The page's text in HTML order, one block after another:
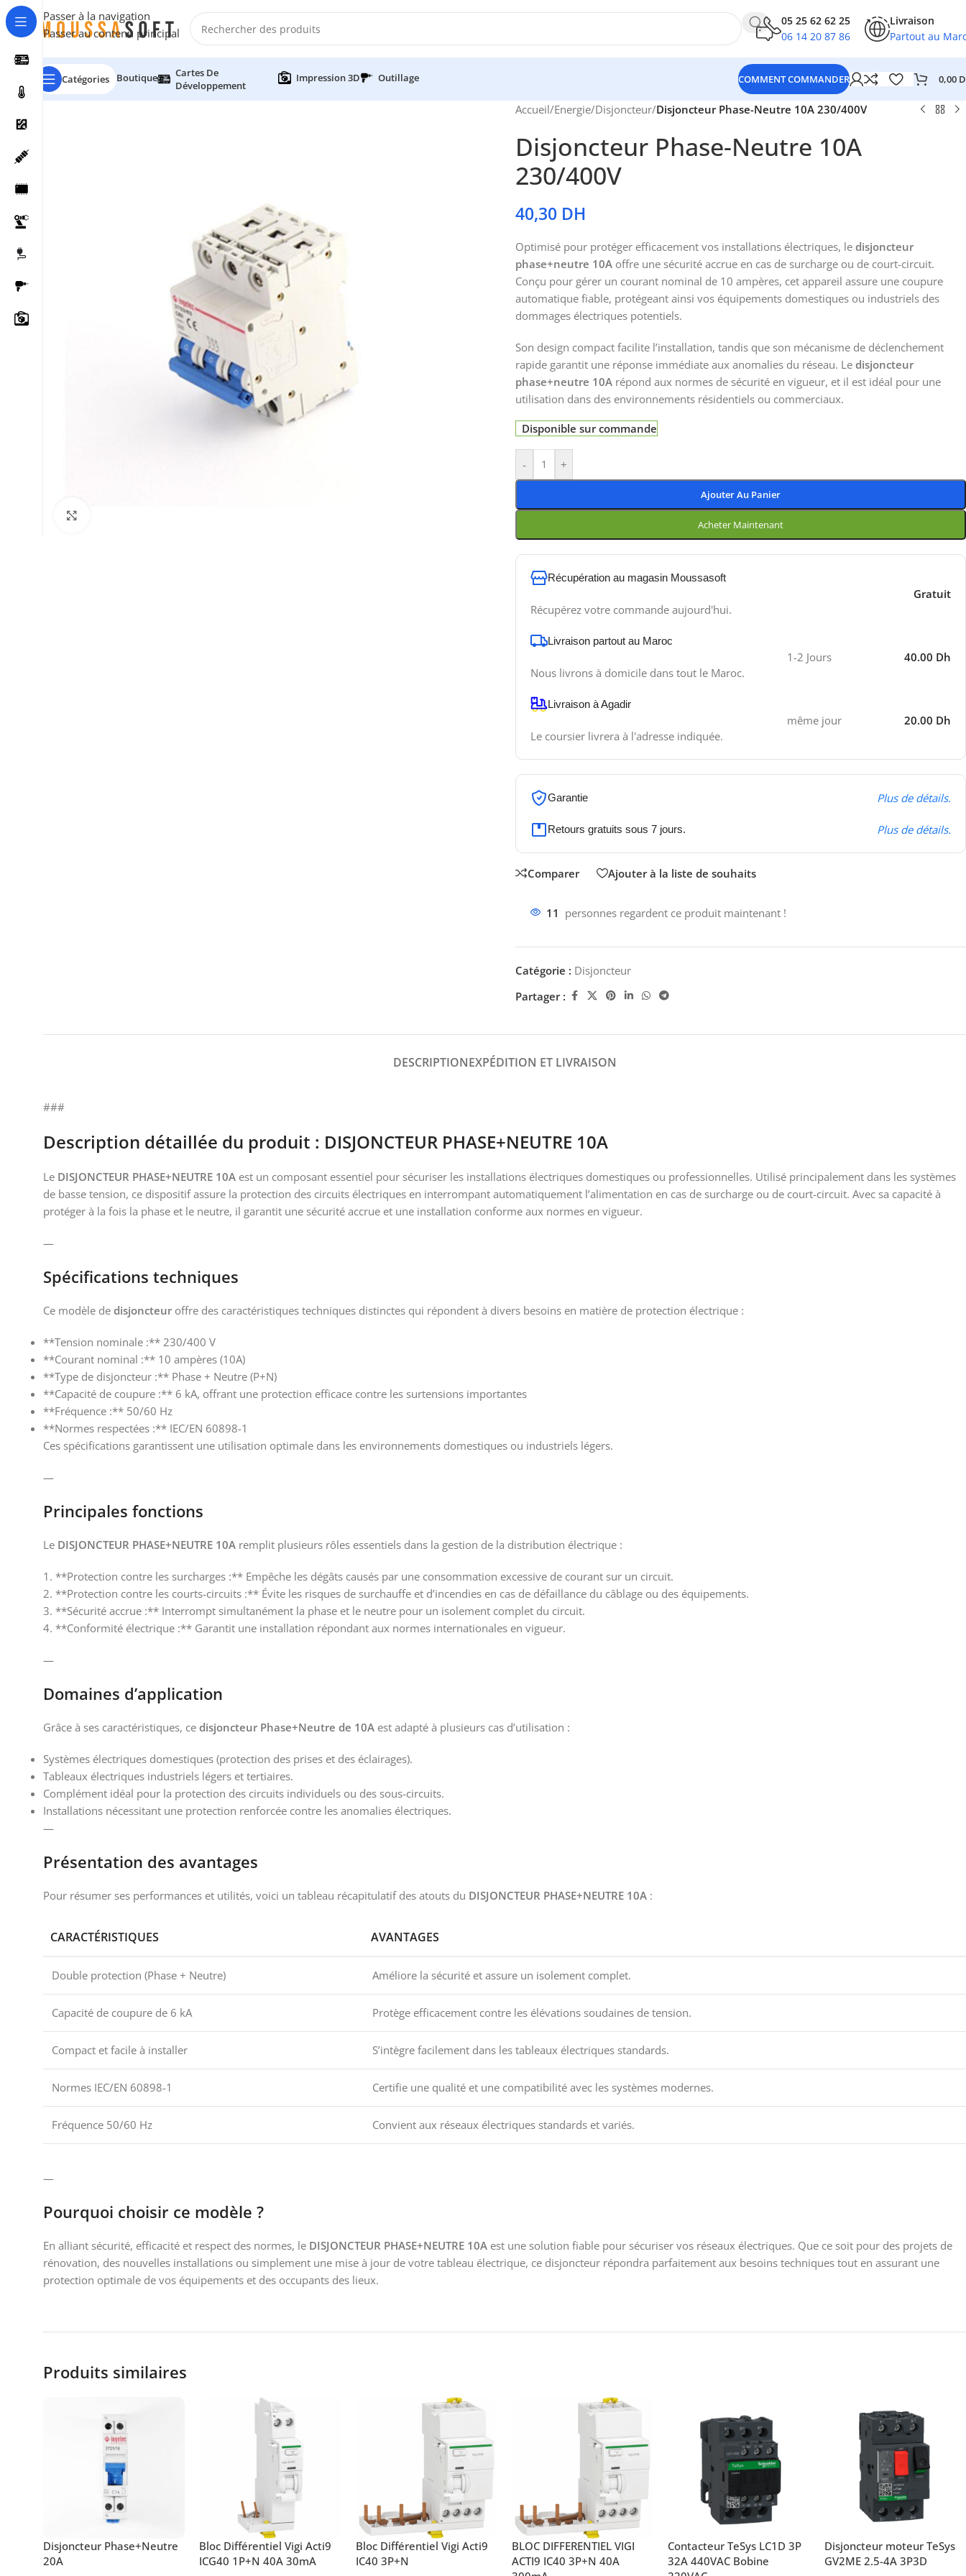
Passer à la navigation
Passer au contenu principal
moussasoft
05 25 62 62 25
06 14 20 87 86
Livraison
Partout au
Catégories Boutique
Cartes De
Développement
Impression 3D Outillage COMMENT COMMANDER 0,00
Accueil/Energie/Disjoncteur/Disjoncteur Phase-Neutre 10A 230/400V
Disjoncteur Phase-Neutre 10A
230/400V
40,30 DH
Optimisé pour protéger efficacement vos installations électriques, le disjoncteur
phase+neutre 10A offre une sécurité accrue en cas de surcharge ou de court-circuit.
Conçu pour gérer un courant nominal de 10 ampères, cet appareil assure une coupure
automatique fiable, protégeant ainsi vos équipements domestiques ou industriels des
dommages électriques potentiels.
Son design compact facilite l’installation, tandis que son mécanisme de déclenchement
rapide garantit une réponse immédiate aux anomalies du réseau. Le disjoncteur
phase+neutre 10A répond aux normes de sécurité en vigueur, et il est idéal pour une
utilisation dans des environnements résidentiels ou commerciaux.
Disponible sur commande
- +
Ajouter Au Panier
Acheter Maintenant
Récupération au magasin Moussasoft
Récupérez votre commande aujourd'hui.
Gratuit
Livraison partout au Maroc
Nous livrons à domicile dans tout le Maroc.
1-2 Jours 40.00 Dh
Livraison à Agadir
Le coursier livrera à l'adresse indiquée.
même jour 20.00 Dh
Garantie Plus de détails.
Retours gratuits sous 7 jours. Plus de détails.
Comparer Ajouter à la liste de souhaits
11 personnes regardent ce produit maintenant !
Catégorie : Disjoncteur
Partager :
DESCRIPTIONEXPÉDITION ET LIVRAISON
###
Description détaillée du produit : DISJONCTEUR PHASE+NEUTRE 10A
Le DISJONCTEUR PHASE+NEUTRE 10A est un composant essentiel pour sécuriser les installations électriques domestiques ou professionnelles. Utilisé principalement dans les systèmes
de basse tension, ce dispositif assure la protection des circuits électriques en interrompant automatiquement l’alimentation en cas de surcharge ou de court-circuit. Avec sa capacité à
protéger à la fois la phase et le neutre, il garantit une sécurité accrue et une installation conforme aux normes en vigueur.
—
Spécifications techniques
Ce modèle de disjoncteur offre des caractéristiques techniques distinctes qui répondent à divers besoins en matière de protection électrique :
**Tension nominale :** 230/400 V
**Courant nominal :** 10 ampères (10A)
**Type de disjoncteur :** Phase + Neutre (P+N)
**Capacité de coupure :** 6 kA, offrant une protection efficace contre les surtensions importantes
**Fréquence :** 50/60 Hz
**Normes respectées :** IEC/EN 60898-1
Ces spécifications garantissent une utilisation optimale dans les environnements domestiques ou industriels légers.
—
Principales fonctions
Le DISJONCTEUR PHASE+NEUTRE 10A remplit plusieurs rôles essentiels dans la gestion de la distribution électrique :
1. **Protection contre les surcharges :** Empêche les dégâts causés par une consommation excessive de courant sur un circuit.
2. **Protection contre les courts-circuits :** Évite les risques de surchauffe et d’incendies en cas de défaillance du câblage ou des équipements.
3. **Sécurité accrue :** Interrompt simultanément la phase et le neutre pour un isolement complet du circuit.
4. **Conformité électrique :** Garantit une installation répondant aux normes internationales en vigueur.
—
Domaines d’application
Grâce à ses caractéristiques, ce disjoncteur Phase+Neutre de 10A est adapté à plusieurs cas d’utilisation :
Systèmes électriques domestiques (protection des prises et des éclairages).
Tableaux électriques industriels légers et tertiaires.
Complément idéal pour la protection des circuits individuels ou des sous-circuits.
Installations nécessitant une protection renforcée contre les anomalies électriques.
—
Présentation des avantages
Pour résumer ses performances et utilités, voici un tableau récapitulatif des atouts du DISJONCTEUR PHASE+NEUTRE 10A :
CARACTÉRISTIQUES AVANTAGES
Double protection (Phase + Neutre) Améliore la sécurité et assure un isolement complet.
Capacité de coupure de 6 kA Protège efficacement contre les élévations soudaines de tension.
Compact et facile à installer S’intègre facilement dans les tableaux électriques standards.
Normes IEC/EN 60898-1 Certifie une qualité et une compatibilité avec les systèmes modernes.
Fréquence 50/60 Hz Convient aux réseaux électriques standards et variés.
—
Pourquoi choisir ce modèle ?
En alliant sécurité, efficacité et respect des normes, le DISJONCTEUR PHASE+NEUTRE 10A est une solution fiable pour sécuriser vos réseaux électriques. Que ce soit pour des projets de
rénovation, des nouvelles installations ou simplement une mise à jour de votre tableau électrique, ce disjoncteur répondra parfaitement aux besoins techniques tout en assurant une
protection optimale de vos équipements et des occupants des lieux.
Produits similaires
Disjoncteur Phase+Neutre
20A
Bloc Différentiel Vigi Acti9
ICG40 1P+N 40A 30mA
Bloc Différentiel Vigi Acti9
IC40 3P+N
BLOC DIFFERENTIEL VIGI
ACTI9 IC40 3P+N 40A
Contacteur TeSys LC1D 3P
32A 440VAC Bobine
Disjoncteur moteur TeSys
GV2ME 2.5-4A 3P3D